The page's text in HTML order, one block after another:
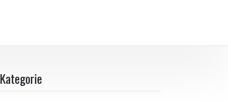
Kategorie